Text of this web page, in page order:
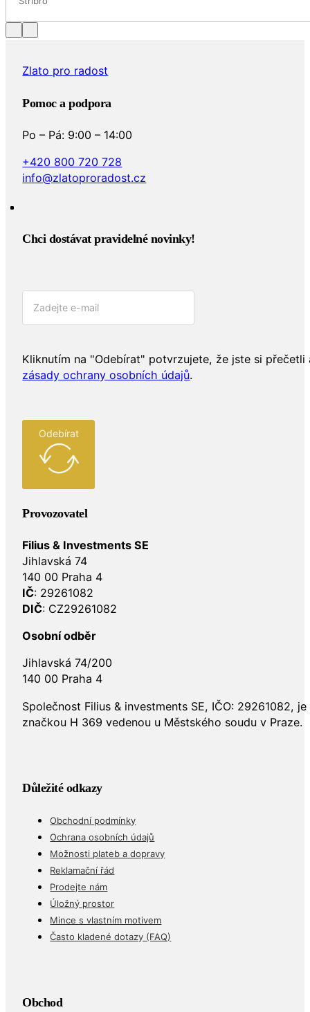
Zlato pro radost
Pomoc a podpora
Po – Pá: 9:00 – 14:00
+420 800 720 728
info@zlatoproradost.cz
Chci dostávat pravidelné novinky!​
Kliknutím na "Odebírat" potvrzujete, že jste si přečetli
zásady ochrany osobních údajů.
Odebírat
Provozovatel
Filius & Investments SE
Jihlavská 74
140 00 Praha 4
IČ: 29261082
DIČ: CZ29261082
Osobní odběr
Jihlavská 74/200
140 00 Praha 4
Společnost Filius & investments SE, IČO: 29261082,
značkou H 369 vedenou u Městského soudu v Praze.
Důležité odkazy
Obchodní podmínky
Ochrana osobních údajů
Možnosti plateb a dopravy
Reklamační řád
Prodejte nám
Úložný prostor
Mince s vlastním motivem
Často kladené dotazy (FAQ)
Obchod